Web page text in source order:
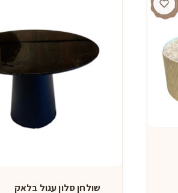
שולחן סלון עגול בלאק